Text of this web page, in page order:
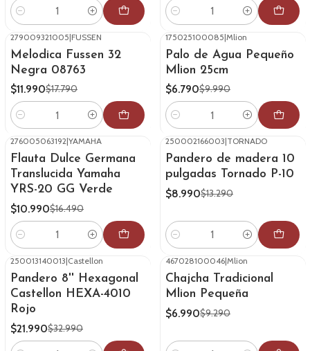
Cantidad Cantidad
-33%OFF
279009321005|FUSSEN
Melodica Fussen 32
Negra 08763
$11.990$17.790
Cantidad
-32%OFF
175025100085|Mlion
Palo de Agua Pequeño
Mlion 25cm
$6.790$9.990
Cantidad
276005063192|YAMAHA
Flauta Dulce Germana
Translucida Yamaha
YRS-20 GG Verde
$10.990$16.490
Cantidad
250002166003|TORNADO
Pandero de madera 10
pulgadas Tornado P-10
$8.990$13.290
Cantidad
250013140013|Castellon
Pandero 8'' Hexagonal
Castellon HEXA-4010
Rojo
$21.990$32.990
467028100046|Mlion
Chajcha Tradicional
Mlion Pequeña
$6.990$9.290